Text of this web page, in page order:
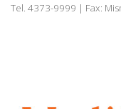
Tel. 4373-9999 | Fax: